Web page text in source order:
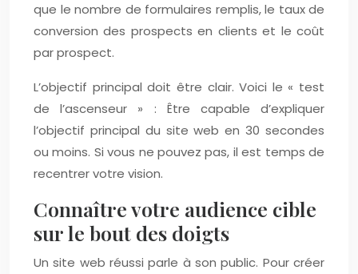
que le nombre de formulaires remplis, le taux de
conversion des prospects en clients et le coût
par prospect.
L’objectif principal doit être clair. Voici le « test
de l’ascenseur » : Être capable d’expliquer
l’objectif principal du site web en 30 secondes
ou moins. Si vous ne pouvez pas, il est temps de
recentrer votre vision.
Connaître votre audience cible
sur le bout des doigts
Un site web réussi parle à son public. Pour créer